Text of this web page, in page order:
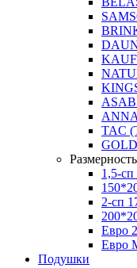
TAC
Размерность
1,5-
2-сп
Евро
Евро
Подушки